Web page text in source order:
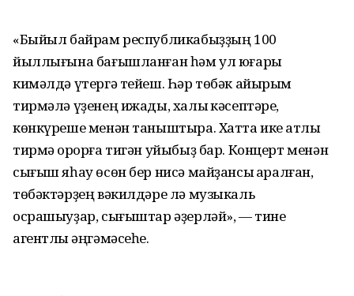
«Быйыл байрам республикабыҙҙың 100
йыллығына бағышланған һәм ул юғары
кимәлдә үтергә тейеш. Һәр төбәк айырым
тирмәлә үҙенең ижады, халыҡ кәсептәре,
көнкүреше менән таныштыра. Хатта ике ҡатлы
тирмә ҡорорға тигән уйыбыҙ бар. Концерт менән
сығыш яһау өсөн бер нисә майҙансыҡ ҡаралған,
төбәктәрҙең вәкилдәре лә музыкаль
осрашыуҙар, сығыштар әҙерләй», — тине
агентлыҡ әңгәмәсеһе.